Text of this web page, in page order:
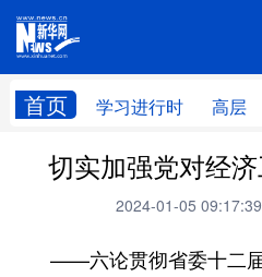
首页 学习进行时 高层
网站
学习进行时 高层
财经
台湾 思客智库
切实加强党对经
2024-01-05 09:17:39
——六论贯彻省委十二届